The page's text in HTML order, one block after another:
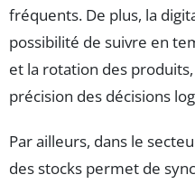
fréquents. De plus, la
possibilité de suivre en
et la rotation des
précision des décisions
Par ailleurs, dans le
des stocks permet de